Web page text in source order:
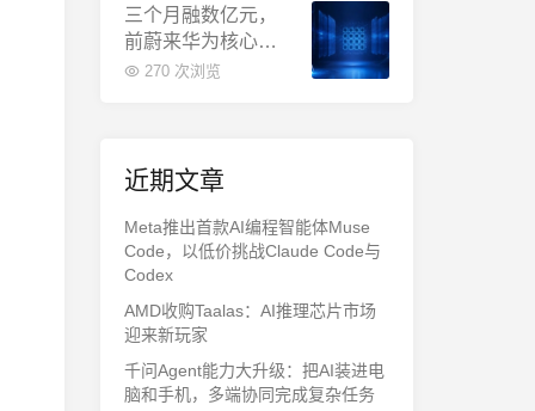
编程模型
三个月融数亿元，
前蔚来华为核心成
员联手创立日冕开
270 次浏览
近期文章
Meta推出首款AI编程智能体Muse
Code，以低价挑战Claude Code与
Codex
AMD收购Taalas：AI推理芯片市场
迎来新玩家
千问Agent能力大升级：把AI装进电
脑和手机，多端协同完成复杂任务